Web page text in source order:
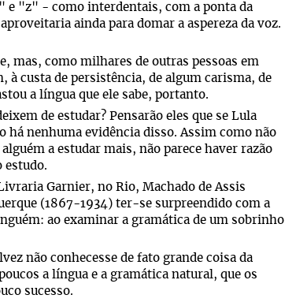
e "z" - como interdentais, com a ponta da
ainda para domar a aspereza da voz.
mas, como milhares de outras pessoas em
custa de persistência, de algum carisma, de
a língua que ele sabe, portanto.
de estudar? Pensarão eles que se Lula
há nenhuma evidência disso. Assim como não
a estudar mais, não parece haver razão
estudo.
Garnier, no Rio, Machado de Assis
(1867-1934) ter-se surpreendido com a
ao examinar a gramática de um sobrinho
não conhecesse de fato grande coisa da
a língua e a gramática natural, que os
sucesso.